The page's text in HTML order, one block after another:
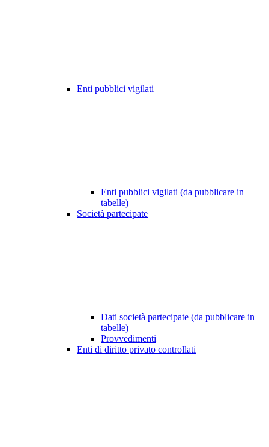
Enti pubblici vigilati
Enti pubblici vigilati (da pubblicare in
tabelle)
Società partecipate
Dati società partecipate (da pubblicare in
tabelle)
Provvedimenti
Enti di diritto privato controllati